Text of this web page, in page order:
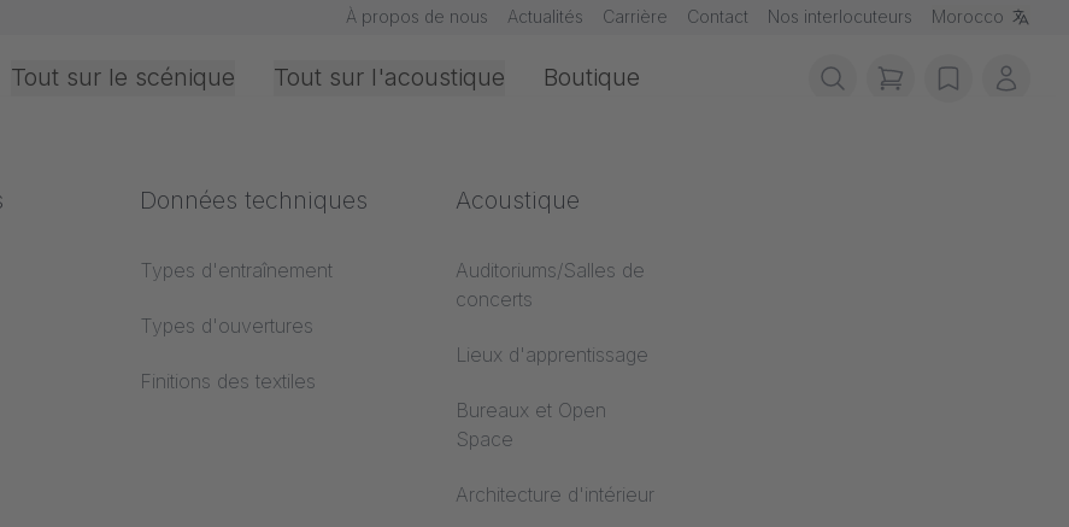
À propos de nous Actualités Carrière Contact Nos interlocuteurs Morocco
Bureaux &
Tout sur le scénique
Les secteurs
Textiles
Projection
Normes de feu
Classements au feu
Tout sur l'acoustique
Données techniques
Types d'entraînement
Types d'ouvertures
Finitions des textiles
Acoustique
Auditoriums/Salles de
concerts
Lieux d'apprentissage
Bureaux et Open
Space
Architecture d'intérieur
Boutique
items in cart,
wishlistMon
oublié